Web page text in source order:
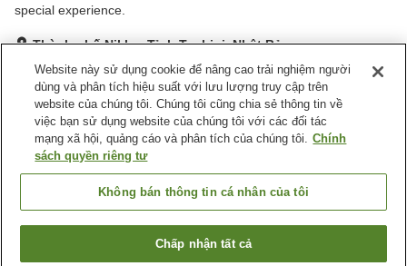
special experience.
Thành phố Nikko, Tỉnh Tochigi, Nhật Bản
Hiển thị trên bản đồ
Rất tốt Đánh giá:63lượt
Tiện nghi chỗ nghỉ
Bãi đỗ xe
Nhà hàng
Cafe
Tỉnh Tochigi
Okunikko Yumoto Onsen Okunikko Konishi Hotel
Tìm phòng trống
Website này sử dụng cookie để nâng cao trải nghiệm người
dùng và phân tích hiệu suất với lưu lượng truy cập trên
website của chúng tôi. Chúng tôi cũng chia sẻ thông tin về
việc bạn sử dụng website của chúng tôi với các đối tác
mạng xã hội, quảng cáo và phân tích của chúng tôi. Chính
sách quyền riêng tư
Không bán thông tin cá nhân của tôi
Chấp nhận tất cả